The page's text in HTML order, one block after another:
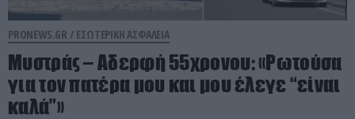
PRONEWS.GR / ΕΣΩΤΕΡΙΚΗ ΑΣΦΑΛΕΙΑ
Μυστράς – Αδερφή 55χρονου: «Ρωτούσα
για τον πατέρα μου και μου έλεγε “είναι
καλά”»